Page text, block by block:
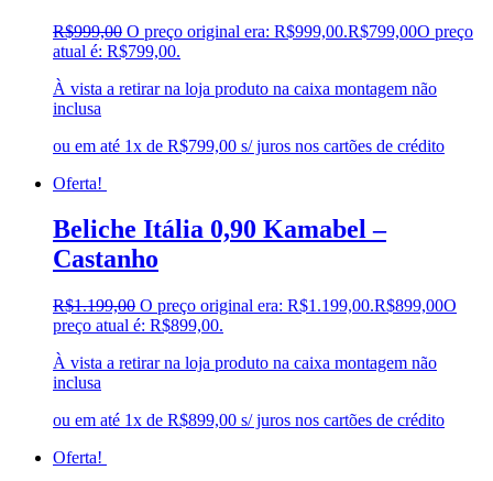
R$999,00 O preço original era: R$999,00.R$799,00O preço
atual é: R$799,00.
À vista a retirar na loja produto na caixa montagem não
inclusa
ou em até 1x de R$799,00 s/ juros nos cartões de crédito
Oferta!
Beliche Itália 0,90 Kamabel –
Castanho
R$1.199,00 O preço original era: R$1.199,00.R$899,00O
preço atual é: R$899,00.
À vista a retirar na loja produto na caixa montagem não
inclusa
ou em até 1x de R$899,00 s/ juros nos cartões de crédito
Oferta!